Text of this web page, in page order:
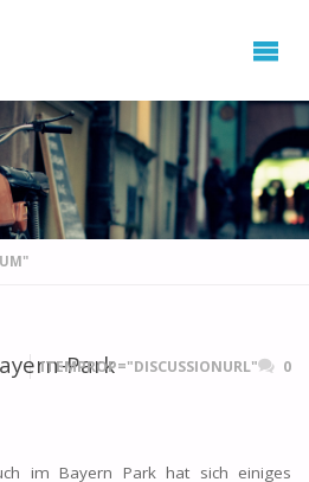
Park
ITEMPROP="DISCUSSIONURL" 0
im Bayern Park hat sich einiges